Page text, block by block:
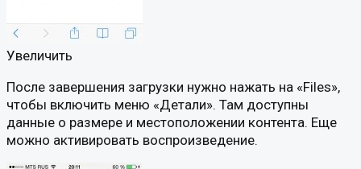
Увеличить
После завершения загрузки нужно нажать на «Files»,
чтобы включить меню «Детали». Там доступны
данные о размере и местоположении контента. Еще
можно активировать воспроизведение.